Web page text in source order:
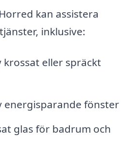
kan assistera
inklusive:
krossat eller spräckt
energisparande fönster
glas för badrum och